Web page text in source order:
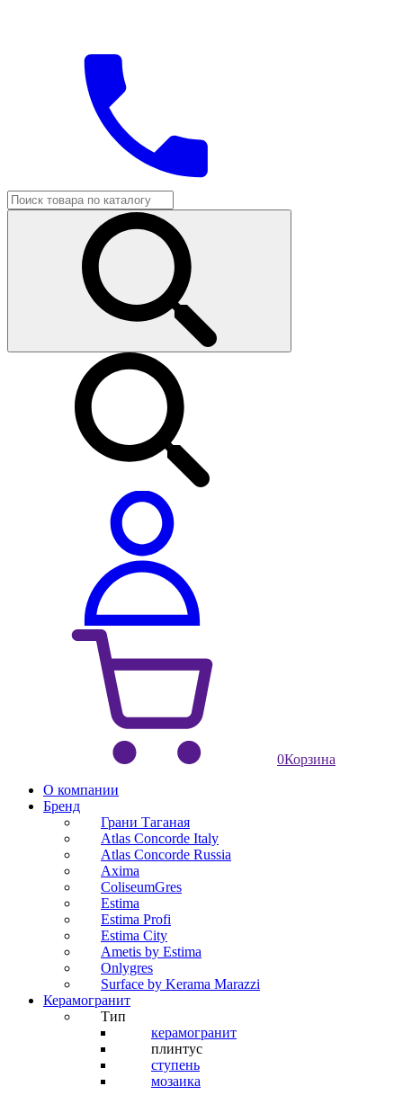
0Корзина
О компании
Бренд
Грани Таганая
Atlas Concorde Italy
Atlas Concorde Russia
Axima
ColiseumGres
Estima
Estima Profi
Estima City
Ametis by Estima
Onlygres
Surface by Kerama Marazzi
Керамогранит
Тип
керамогранит
плинтус
ступень
мозаика